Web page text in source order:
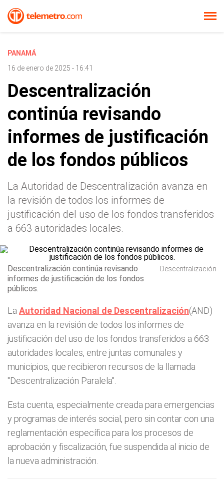
PANAMÁ
16 de enero de 2025 - 16:41
Descentralización
continúa revisando
informes de justificación
de los fondos públicos
La Autoridad de Descentralización avanza en
la revisión de todos los informes de
justificación del uso de los fondos transferidos
a 663 autoridades locales.
Descentralización continúa revisando
informes de justificación de los fondos
públicos.
Descentralización
La Autoridad Nacional de Descentralización(AND)
avanza en la revisión de todos los informes de
justificación del uso de los fondos transferidos a 663
autoridades locales, entre juntas comunales y
municipios, que recibieron recursos de la llamada
"Descentralización Paralela".
Esta cuenta, especialmente creada para emergencias
y programas de interés social, pero sin contar con una
reglamentación específica para los procesos de
aprobación y fiscalización, fue suspendida al inicio de
la nueva administración.